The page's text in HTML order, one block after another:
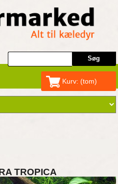
Kurv: (tom)
TROPICA